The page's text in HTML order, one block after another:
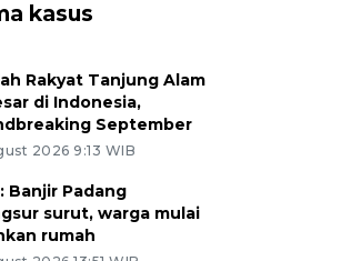
kasus
Rakyat Tanjung Alam
di Indonesia,
September
2026 9:13 WIB
Banjir Padang
surut, warga mulai
rumah